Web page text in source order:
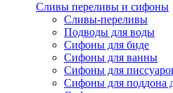
Сливы переливы и сифоны
Сливы-переливы
Подводы для воды
Сифоны для биде
Сифоны для ванны
Сифоны для
Сифоны для поддона